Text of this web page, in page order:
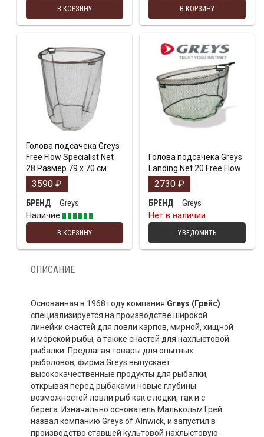
В КОРЗИНУ В КОРЗИНУ
Голова подсачека Greys
Free Flow Specialist Net
28 Размер 79 х 70 см.
3590 ₽
БРЕНД
Greys
Наличие
В КОРЗИНУ
Голова подсачека Greys
Landing Net 20 Free Flow
2730 ₽
БРЕНД
Greys
Нет в наличии
УВЕДОМИТЬ
ОПИСАНИЕ
Основанная в 1968 году компания Greys (Грейс)
специализируется на производстве широкой
линейки снастей для ловли карпов, мирной, хищной
и морской рыбы, а также снастей для нахлыстовой
рыбалки. Предлагая товары для опытных
рыболовов, фирма Greys выпускает
высококачественные продукты для рыбалки,
открывая перед рыбаками новые глубины
возможностей ловли рыб как с лодки, так и с
берега. Изначально основатель Малькольм Грей
назвал компанию Greys of Alnwick, и запустил в
производство ставшей культовой нахлыстовую